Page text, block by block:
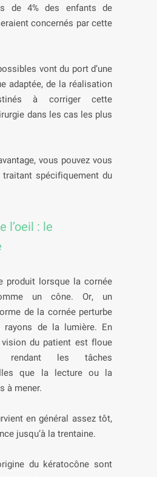
de 4% des enfants de
concernés par cette
vont du port d’une
adaptée, de la réalisation
à corriger cette
dans les cas les plus
vous pouvez vous
spécifiquement du
l’oeil : le
produit lorsque la cornée
un cône. Or, un
de la cornée perturbe
rayons de la lumière. En
du patient est floue
rendant les tâches
que la lecture ou la
à mener.
en général assez tôt,
jusqu’à la trentaine.
du kératocône sont